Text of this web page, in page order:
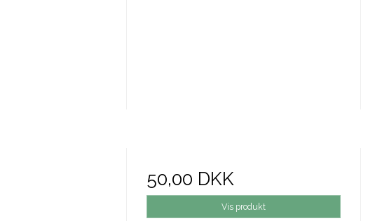
50,00 DKK
Vis produkt